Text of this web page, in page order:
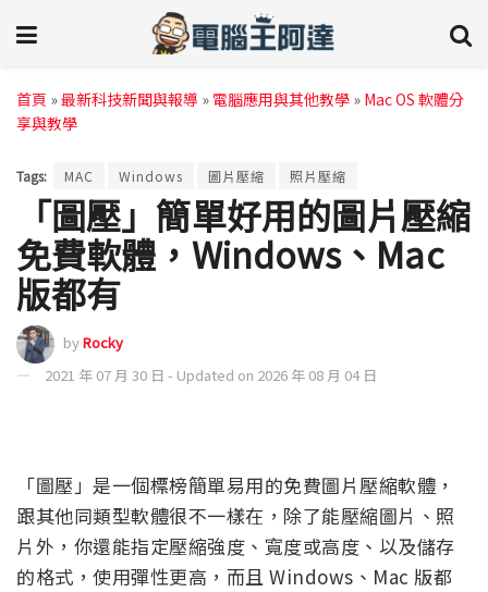
首頁 »最新科技新聞與報導 » 電腦應用與其他教學 » Mac OS 軟體分
享與教學
Tags: MAC Windows 圖片壓縮 照片壓縮
「圖壓」簡單好用的圖片壓縮
免費軟體，Windows、Mac
版都有
byRocky
2021 年 07 月 30 日 - Updated on 2026 年 08 月 04 日
「圖壓」是一個標榜簡單易用的免費圖片壓縮軟體，
跟其他同類型軟體很不一樣在，除了能壓縮圖片、照
片外，你還能指定壓縮強度、寬度或高度、以及儲存
的格式，使用彈性更高，而且 Windows、Mac 版都